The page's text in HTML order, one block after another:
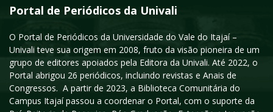
Portal de Periódicos da Univali
O Portal de Periódicos da Universidade do Vale do Itajaí –
Univali teve sua origem em 2008, fruto da visão pioneira de um
grupo de editores apoiados pela Editora da Univali. Até 2022, o
Portal abrigou 26 periódicos, incluindo revistas e Anais de
Congressos. A partir de 2023, a Biblioteca Comunitária do
Campus Itajaí passou a coordenar o Portal, com o suporte da